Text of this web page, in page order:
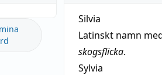
Silvia
Latinskt namn
skogsflicka.
Sylvia